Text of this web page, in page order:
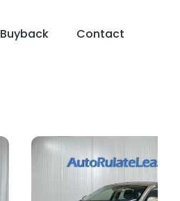
Buyback Contact